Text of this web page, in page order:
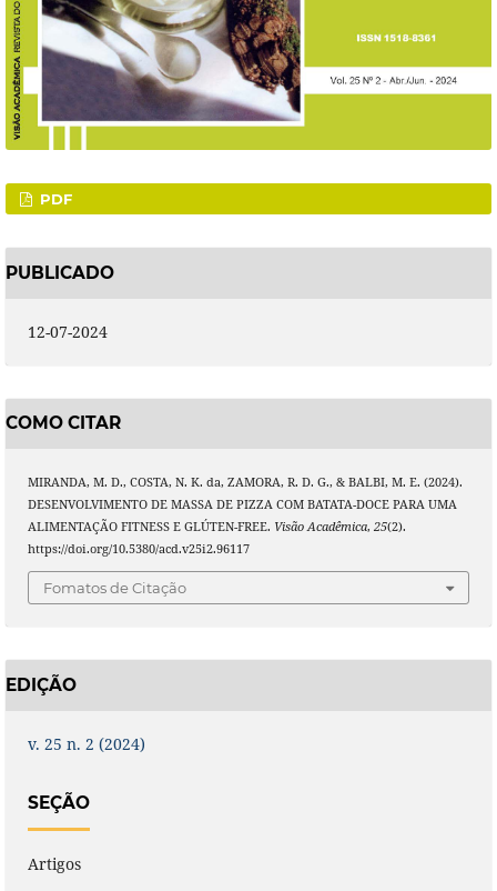
PDF
PUBLICADO
12-07-2024
COMO CITAR
MIRANDA, M. D., COSTA, N. K. da, ZAMORA, R. D. G., & BALBI, M. E. (2024).
DESENVOLVIMENTO DE MASSA DE PIZZA COM BATATA-DOCE PARA UMA
ALIMENTAÇÃO FITNESS E GLÚTEN-FREE. Visão Acadêmica, 25(2).
https://doi.org/10.5380/acd.v25i2.96117
Fomatos de Citação
EDIÇÃO
v. 25 n. 2 (2024)
SEÇÃO
Artigos